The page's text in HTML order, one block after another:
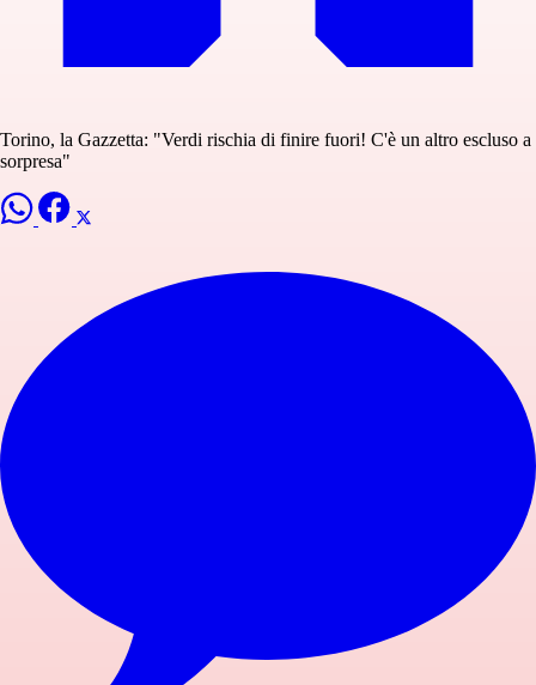
Torino, la Gazzetta: "Verdi rischia di finire fuori! C'è un altro escluso a
sorpresa"